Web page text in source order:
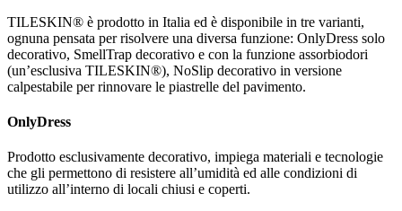
TILESKIN® è prodotto in Italia ed è disponibile in tre varianti,
ognuna pensata per risolvere una diversa funzione: OnlyDress solo
decorativo, SmellTrap decorativo e con la funzione assorbiodori
(un’esclusiva TILESKIN®), NoSlip decorativo in versione
calpestabile per rinnovare le piastrelle del pavimento.
OnlyDress
Prodotto esclusivamente decorativo, impiega materiali e tecnologie
che gli permettono di resistere all’umidità ed alle condizioni di
utilizzo all’interno di locali chiusi e coperti.